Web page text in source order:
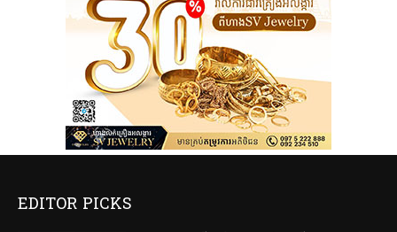
EDITOR PICKS